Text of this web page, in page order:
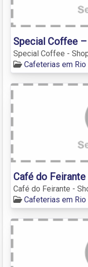
Special Coffee
Special Coffee -
Cafeterias em Rio
Café do
Café do Feirante -
Cafeterias em Rio